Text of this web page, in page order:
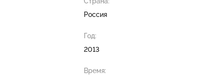
Россия
Год:
2013
Время: